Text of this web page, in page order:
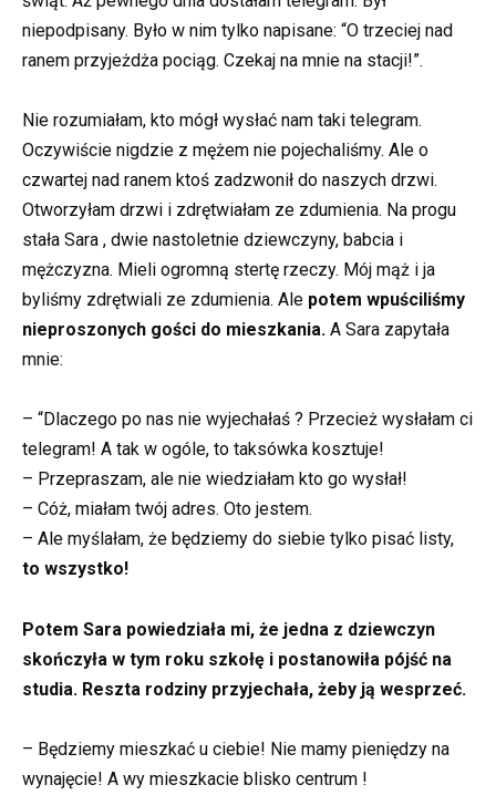
niepodpisany. Było w nim tylko napisane: “O trzeciej nad
ranem przyjeżdża pociąg. Czekaj na mnie na stacji!”.
Nie rozumiałam, kto mógł wysłać nam taki telegram.
Oczywiście nigdzie z mężem nie pojechaliśmy. Ale o
czwartej nad ranem ktoś zadzwonił do naszych drzwi.
Otworzyłam drzwi i zdrętwiałam ze zdumienia. Na progu
stała Sara , dwie nastoletnie dziewczyny, babcia i
mężczyzna. Mieli ogromną stertę rzeczy. Mój mąż i ja
byliśmy zdrętwiali ze zdumienia. Ale potem wpuściliśmy
nieproszonych gości do mieszkania. A Sara zapytała
mnie:
– “Dlaczego po nas nie wyjechałaś ? Przecież wysłałam ci
telegram! A tak w ogóle, to taksówka kosztuje!
– Przepraszam, ale nie wiedziałam kto go wysłał!
– Cóż, miałam twój adres. Oto jestem.
– Ale myślałam, że będziemy do siebie tylko pisać listy,
to wszystko!
Potem Sara powiedziała mi, że jedna z dziewczyn
skończyła w tym roku szkołę i postanowiła pójść na
studia. Reszta rodziny przyjechała, żeby ją wesprzeć.
– Będziemy mieszkać u ciebie! Nie mamy pieniędzy na
wynajęcie! A wy mieszkacie blisko centrum !